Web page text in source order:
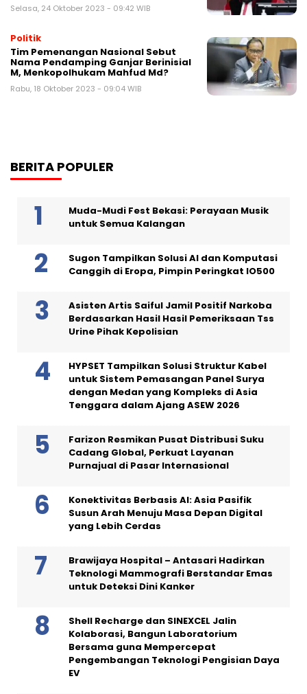
Selasa, 24 Oktober 2023 - 09:42 WIB
Politik
Tim Pemenangan Nasional Sebut
Nama Pendamping Ganjar Berinisial
M, Menkopolhukam Mahfud Md?
Rabu, 18 Oktober 2023 - 09:04 WIB
BERITA POPULER
Muda-Mudi Fest Bekasi: Perayaan Musik
untuk Semua Kalangan
Sugon Tampilkan Solusi AI dan Komputasi
Canggih di Eropa, Pimpin Peringkat IO500
Asisten Artis Saiful Jamil Positif Narkoba
Berdasarkan Hasil Hasil Pemeriksaan Tss
Urine Pihak Kepolisian
HYPSET Tampilkan Solusi Struktur Kabel
untuk Sistem Pemasangan Panel Surya
dengan Medan yang Kompleks di Asia
Tenggara dalam Ajang ASEW 2026
Farizon Resmikan Pusat Distribusi Suku
Cadang Global, Perkuat Layanan
Purnajual di Pasar Internasional
Konektivitas Berbasis AI: Asia Pasifik
Susun Arah Menuju Masa Depan Digital
yang Lebih Cerdas
Brawijaya Hospital – Antasari Hadirkan
Teknologi Mammografi Berstandar Emas
untuk Deteksi Dini Kanker
Shell Recharge dan SINEXCEL Jalin
Kolaborasi, Bangun Laboratorium
Bersama guna Mempercepat
Pengembangan Teknologi Pengisian Daya
EV